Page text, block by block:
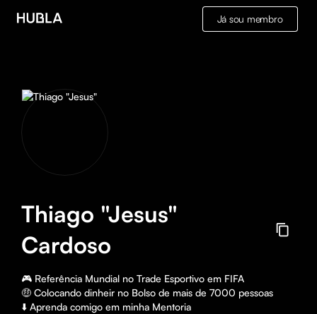
Já sou membro
Thiago "Jesus"
Cardoso
🎮 Referência Mundial no Trade Esportivo em FIFA
🤑 Colocando dinheir no Bolso de mais de 7000 pessoas
⬇️ Aprenda comigo em minha Mentoria